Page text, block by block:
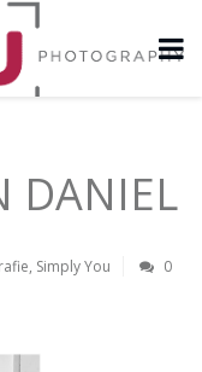
DANIEL
, Simply You
0